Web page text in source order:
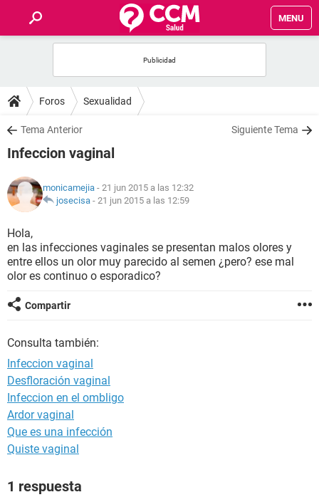
MENU
FOROS
SALUD
NUTRICIÓN
BIENESTAR
SEXUALIDAD
GLOSARIO
Foros Sexualidad
Tema Anterior Siguiente Tema
Infeccion vaginal
monicamejia - 21 jun 2015 a las 12:32
josecisa - 21 jun 2015 a las 12:59
Hola,
en las infecciones vaginales se presentan malos olores y
entre ellos un olor muy parecido al semen ¿pero? ese mal
olor es continuo o esporadico?
Compartir
Consulta también:
Infeccion vaginal
Desfloración vaginal
Infeccion en el ombligo
Ardor vaginal
Que es una infección
Quiste vaginal
1 respuesta